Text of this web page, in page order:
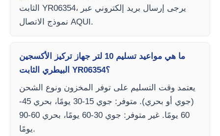
الثابت YR06354، يرجى إرسال بريد إلكتروني عبر
نموذج الاتصال AQUI.
ما هي مواعيد تسليم 10 لتر جهاز تركيز الأكسجين
البيطري الثابت YR06354؟
يعتمد وقت التسليم على توفر المخزون ونوع الشحن
(جوي أو بحري). متوفر: جوي 15-30 يومًا، بحري 45-
60 يومًا. غير متوفر: جوي 30-60 يومًا، بحري 60-90
يومًا.